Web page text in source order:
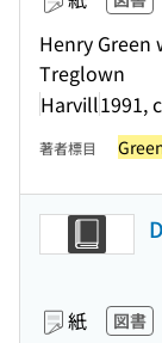
Henry
Treglown
Harvill1991,
著者標目
紙 図書